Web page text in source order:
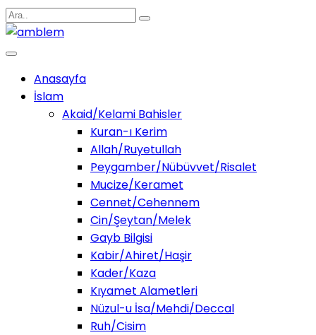
Anasayfa
İslam
Akaid/Kelami Bahisler
Kuran-ı Kerim
Allah/Ruyetullah
Peygamber/Nübüvvet/Risalet
Mucize/Keramet
Cennet/Cehennem
Cin/Şeytan/Melek
Gayb Bilgisi
Kabir/Ahiret/Haşir
Kader/Kaza
Kıyamet Alametleri
Nüzul-u İsa/Mehdi/Deccal
Ruh/Cisim